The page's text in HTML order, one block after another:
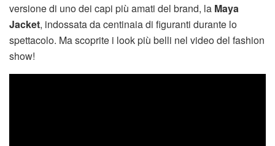
versione di uno dei capi più amati del brand, la Maya
Jacket, indossata da centinaia di figuranti durante lo
spettacolo. Ma scoprite i look più belli nel video del fashion
show!